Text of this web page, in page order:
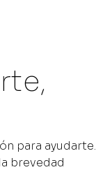
para ayudarte.
brevedad